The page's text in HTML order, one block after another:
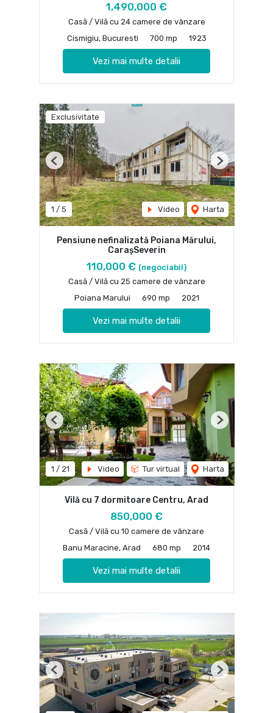
1,490,000 €
Casă / Vilă cu 24 camere de vânzare
Cismigiu, Bucuresti
700 mp 1923
Vezi mai multe detalii
Exclusivitate
1 / 5 Video Harta
Previous Next
Pensiune nefinalizată Poiana Mărului,
CarașSeverin
110,000 € (negociabil)
Casă / Vilă cu 25 camere de vânzare
Poiana Marului
690 mp 2021
Vezi mai multe detalii
1 / 21 Video Tur virtual Harta
Previous Next
Vilă cu 7 dormitoare Centru, Arad
850,000 €
Casă / Vilă cu 10 camere de vânzare
Banu Maracine, Arad
680 mp 2014
Vezi mai multe detalii
Previous Next